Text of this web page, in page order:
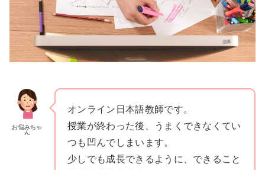
お悩みちゃ
ん
オンライン日本語教師です。
授業が終わった後、うまくできなくてい
つも凹んでしまいます。
少しでも成長できるように、できること